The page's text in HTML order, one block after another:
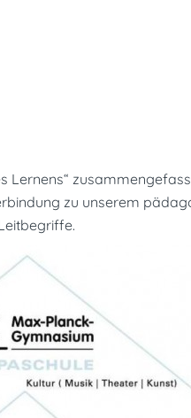
zu unserem